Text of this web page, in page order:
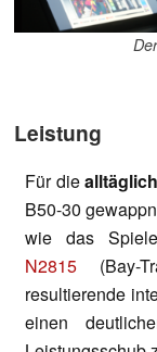
Leistung
Für die
B50-30
wie das
N2815 (Bay-
resultierende
einen